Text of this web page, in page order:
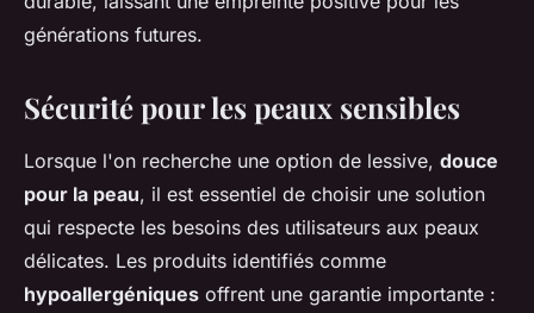
générations futures.
Sécurité pour les peaux sensibles
Lorsque l'on recherche une option de lessive, douce
pour la peau, il est essentiel de choisir une solution
qui respecte les besoins des utilisateurs aux peaux
délicates. Les produits identifiés comme
hypoallergéniques offrent une garantie importante :